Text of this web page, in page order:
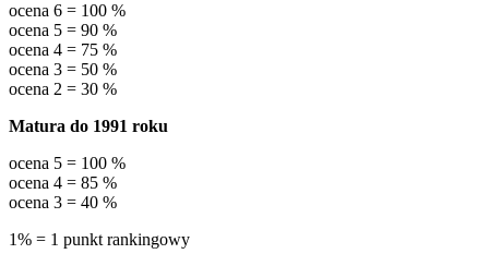
ocena 6 = 100 %
ocena 5 = 90 %
ocena 4 = 75 %
ocena 3 = 50 %
ocena 2 = 30 %
Matura do 1991 roku
ocena 5 = 100 %
ocena 4 = 85 %
ocena 3 = 40 %
1% = 1 punkt rankingowy